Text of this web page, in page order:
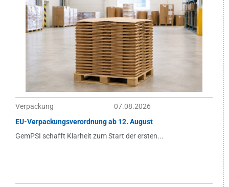
Verpackung
07.08.2026
EU-Verpackungsverordnung ab 12. August
GemPSI schafft Klarheit zum Start der ersten...